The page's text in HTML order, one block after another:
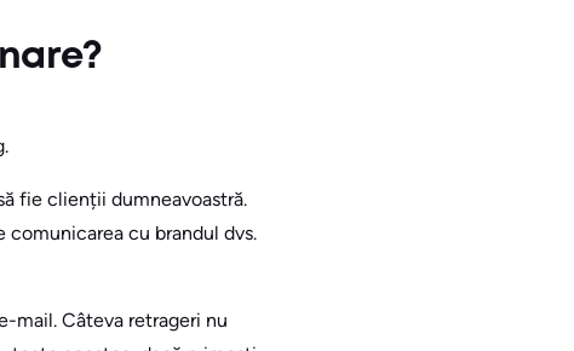
fie clienții dumneavoastră.
cu brandul dvs.
mail. Câteva retrageri nu